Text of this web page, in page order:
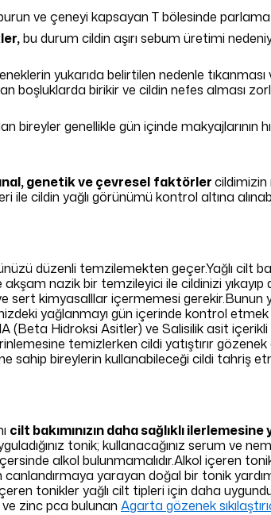
ve çeneyi kapsayan T bölesinde
bu durum cildin aşırı sebum üretimi
yukarıda belirtilen nedenle
boşluklarda birikir ve cildin nefes alması
bireyler genellikle gün içinde makyajlarının
genetik ve çevresel faktörler
cildin yağlı görünümü kontrol altına
düzenli temzilemekten geçer.Yağlı cilt
nazik bir temzileyici ile cildinizi yıkayıp
sert kimyasalllar içermemesi gerekir.Bunun
yağlanmayı gün içerinde kontrol
(Beta Hidroksi Asitler) ve Salisilik asit
temizlerken cildi yatıştırır
sahip bireylerin kullanabileceği cildi tahriş
cilt bakımınızın daha sağlıklı ilerlemesine
tonik; kullanacağınız serum ve
alkol bulunmamalıdır.Alkol içeren
yarayan doğal bir tonik
tonikler yağlı cilt tipleri için daha
zinc pca bulunan Agarta gözenek